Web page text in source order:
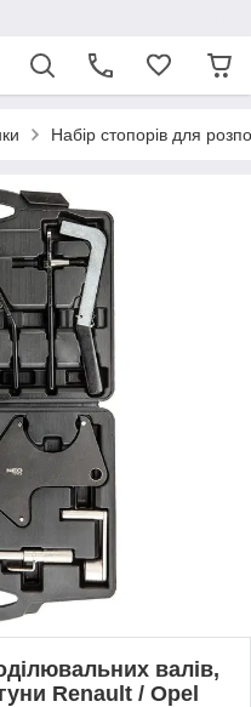
Набір стопорів для
валів,
Renault / Opel